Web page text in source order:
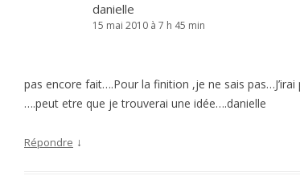
danielle
15 mai 2010 à 7 h 45 min
pas encore fait….Pour la finition ,je ne sais
….peut etre que je trouverai une idée….danielle
Répondre ↓